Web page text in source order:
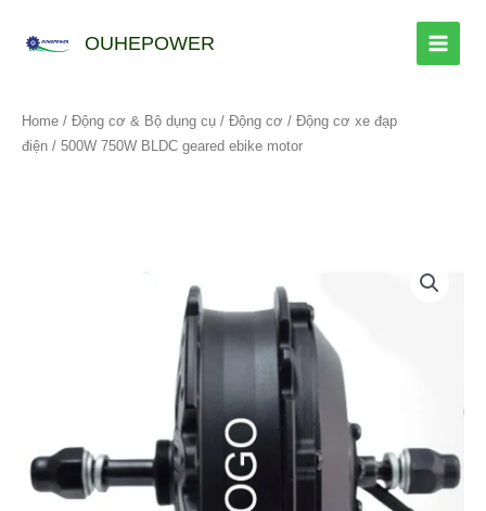
OUHEPOWER
Home / Động cơ & Bộ dụng cụ / Động cơ / Động cơ xe đạp
điện / 500W 750W BLDC geared ebike motor